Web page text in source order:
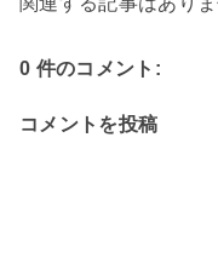
0 件のコメント:
コメントを投稿